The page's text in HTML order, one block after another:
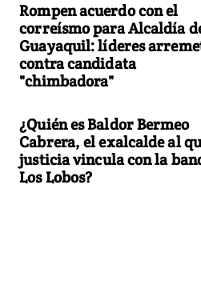
Rompen acuerdo con el
correísmo para Alcaldía
Guayaquil: líderes
contra candidata
"chimbadora"
¿Quién es Baldor Bermeo
Cabrera, el exalcalde al
justicia vincula con la
Los Lobos?